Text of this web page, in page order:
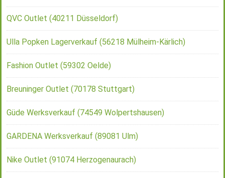
QVC Outlet (40211 Düsseldorf)
Ulla Popken Lagerverkauf (56218 Mülheim-Kärlich)
Fashion Outlet (59302 Oelde)
Breuninger Outlet (70178 Stuttgart)
Güde Werksverkauf (74549 Wolpertshausen)
GARDENA Werksverkauf (89081 Ulm)
Nike Outlet (91074 Herzogenaurach)